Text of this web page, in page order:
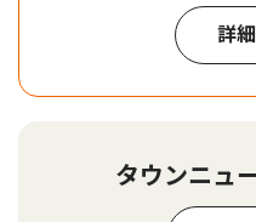
詳
タウンニュ